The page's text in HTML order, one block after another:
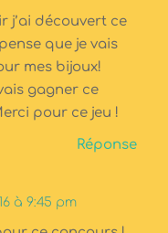
j’ai découvert ce
que je vais
mes bijoux!
gagner ce
pour ce jeu !
Réponse
à 9:45 pm